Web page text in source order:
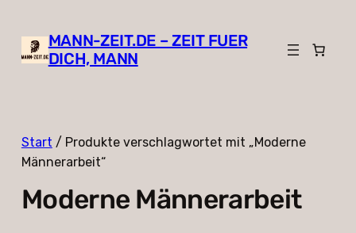
MANN-ZEIT.DE – ZEIT FUER
DICH, MANN
Start / Produkte verschlagwortet mit „Moderne
Männerarbeit“
Moderne Männerarbeit